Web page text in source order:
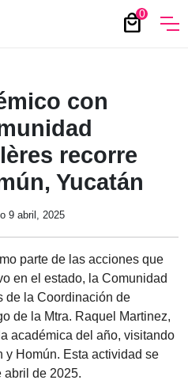
0
local_mall
con
recorre
Yucatán
9 abril, 2025
parte de las acciones que
en el estado, la Comunidad
de la Coordinación de
de la Mtra. Raquel Martinez,
académica del año, visitando
y Homún. Esta actividad se
abril de 2025.